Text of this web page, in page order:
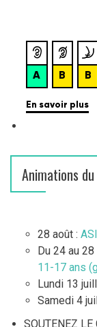
Animations du
28 août :
Du 24 au 28
11-17 ans
Lundi 13
Samedi 4
SOUTENEZ LE